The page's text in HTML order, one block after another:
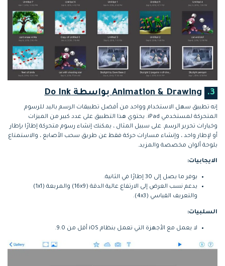
3. Animation & Drawing بواسطة Do Ink
إنه تطبيق سهل الاستخدام وواحد من أفضل تطبيقات الرسم باليد للرسوم
المتحركة لمستخدمي iPad. يحتوي هذا التطبيق على عدد كبير من الميزات
وخيارات تحرير الرسم. على سبيل المثال ، يمكنك إنشاء رسوم متحركة إطارًا بإطار
أو لإطار واحد ، وإنشاء مسارات حركة فقط عن طريق سحب الأصابع ، والاستمتاع
بلوحة ألوان مخصصة والمزيد.
الايجابيات:
يوفر ما يصل إلى 30 إطارًا في الثانية.
يدعم نسب العرض إلى الارتفاع عالية الدقة (16x9) والمربعة (1x1)
والتعريف القياسي (4x3).
السلبيات:
لا يعمل مع الأجهزة التي تعمل بنظام iOS أقل من 9.0.